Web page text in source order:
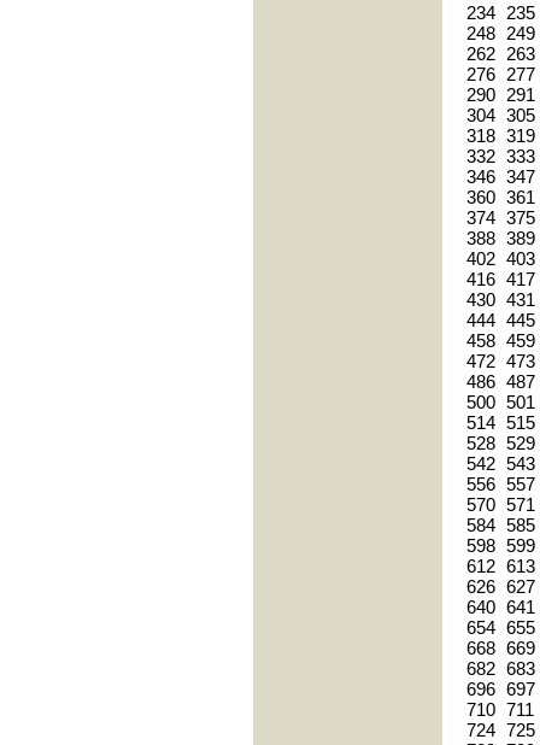
234
235
248
249
262
263
276
277
290
291
304 305
318 319
332 333
346 347
360 361
374 375
388 389
402 403
416 417
430 431
444 445
458 459
472 473
486 487
500 501
514 515
528 529
542 543
556 557
570 571
584 585
598 599
612 613
626 627
640 641
654 655
668 669
682 683
696 697
710 711
724 725